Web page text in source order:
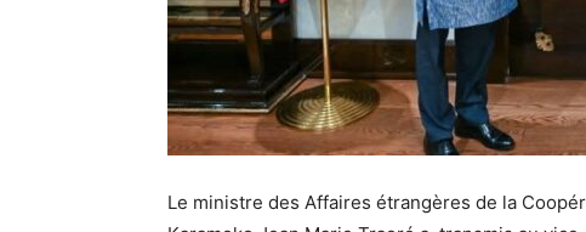
Le ministre des Affaires étrangères de la